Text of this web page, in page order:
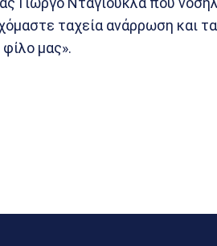
ταχεία ανάρρωση και
μας».